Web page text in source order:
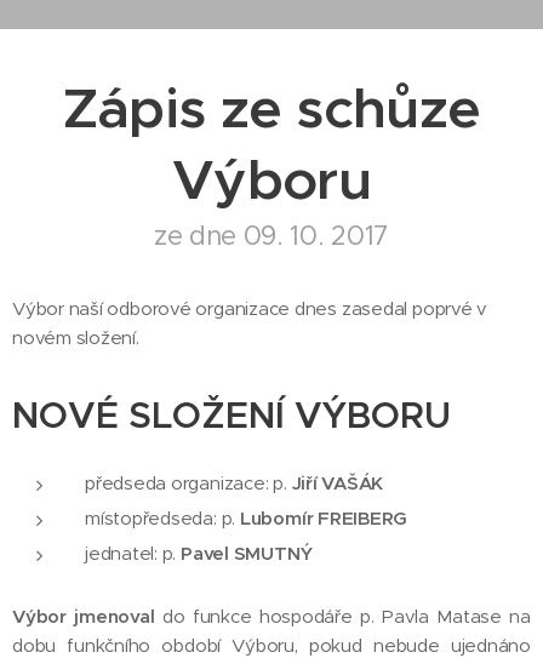
Zápis ze schůze
Výboru
ze dne 09. 10. 2017
Výbor naší odborové organizace dnes zasedal poprvé v
novém složení.
NOVÉ SLOŽENÍ VÝBORU
předseda organizace: p. Jiří VAŠÁK
místopředseda: p. Lubomír FREIBERG
jednatel: p. Pavel SMUTNÝ
Výbor jmenoval do funkce hospodáře p. Pavla Matase na
dobu funkčního období Výboru, pokud nebude ujednáno